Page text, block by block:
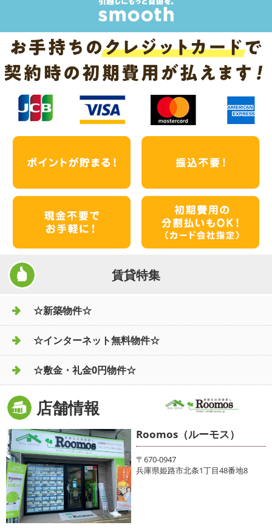
賃貸特集
☆新築物件☆
☆インターネット無料物件☆
☆敷金・礼金0円物件☆
店舗情報
Roomos（ルーモス）
〒670-0947
兵庫県姫路市北条1丁目48番地8